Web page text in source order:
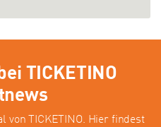
TICKETINO
von TICKETINO. Hier findest